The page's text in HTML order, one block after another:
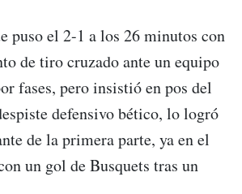
puso el 2-1 a los 26 minutos con
de tiro cruzado ante un equipo
fases, pero insistió en pos del
defensivo bético, lo logró
de la primera parte, ya en el
un gol de Busquets tras un